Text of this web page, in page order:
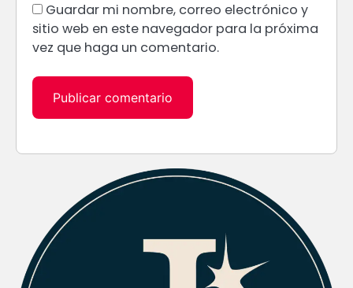
Guardar mi nombre, correo electrónico y
sitio web en este navegador para la próxima
vez que haga un comentario.